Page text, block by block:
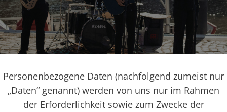
Personenbezogene Daten (nachfolgend zumeist nur
„Daten“ genannt) werden von uns nur im Rahmen
der Erforderlichkeit sowie zum Zwecke der